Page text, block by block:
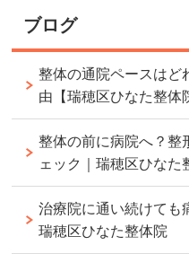
ブログ
整体の通院ペースはど
由【瑞穂区ひなた整体
整体の前に病院へ？整
ェック｜瑞穂区ひなた
治療院に通い続けても
瑞穂区ひなた整体院